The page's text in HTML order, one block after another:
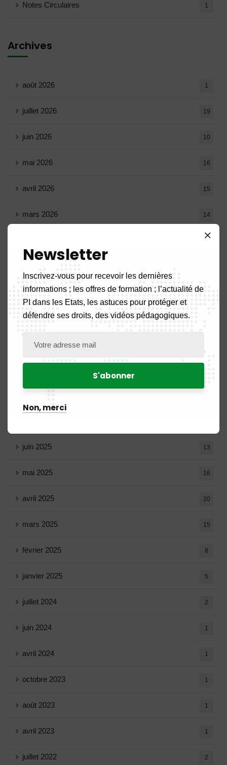
Notes Circulaires 1
Archives
août 2026 1
juillet 2026 19
juin 2026 10
mai 2026 16
avril 2026 15
mars 2026 14
décembre 2025 20
novembre 2025
octobre 2025
août 2025
juin 2025 13
mai 2025 16
avril 2025 20
mars 2025 15
février 2025 8
janvier 2025 5
juillet 2024 2
juin 2024 1
avril 2024 1
octobre 2023 1
août 2023 1
avril 2023 1
juillet 2022 2
Newsletter
Inscrivez-vous pour recevoir les dernières
informations ; les offres de formation ; l’actualité de
PI dans les Etats, les astuces pour protéger et
défendre ses droits, des vidéos pédagogiques.
Non, merci